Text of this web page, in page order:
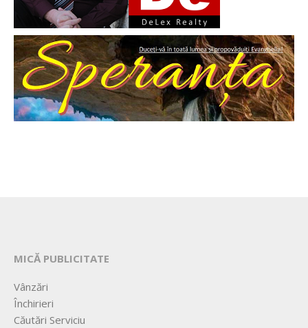
MICĂ PUBLICITATE
Vânzări
Închirieri
Căutări Serviciu